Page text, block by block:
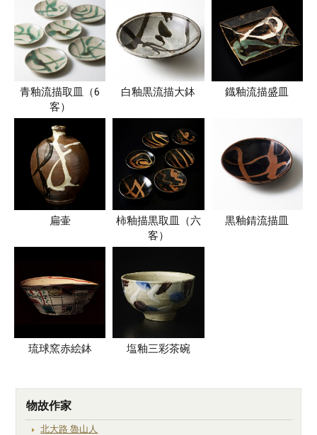
青釉流描取皿（6
客）
白釉黒流描大鉢 鐡釉流描盛皿
扁壷
柿釉描黒取皿（六
客）
黒釉錆流描皿
琉球窯赤絵鉢 塩釉三彩茶碗
物故作家
北大路 魯山人